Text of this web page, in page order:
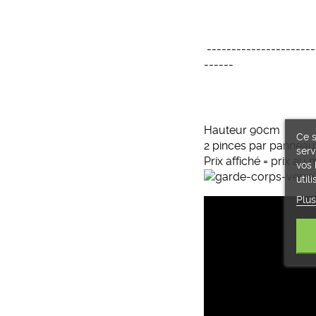
------
Hauteur 90cm
2 pinces par
Prix affiché = prix au
Ce
vos